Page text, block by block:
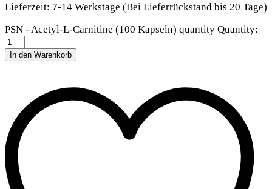
Lieferzeit: 7-14 Werkstage (Bei Lieferrückstand bis 20 Tage)
PSN - Acetyl-L-Carnitine (100 Kapseln) quantity Quantity:
In den Warenkorb